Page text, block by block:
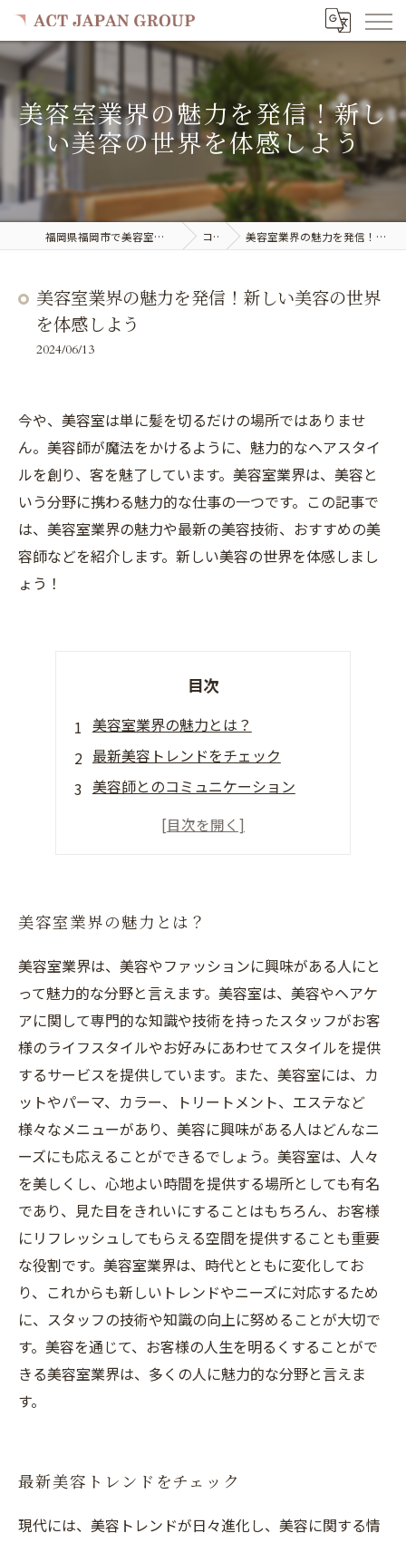
美容室業界の魅力を発信！新し
い美容の世界を体感しよう
福岡県福岡市で美容室の求人ならACT JAPAN GROUP コラム 美容室業界の魅力を発信！新しい美容の世界を体感しよう
美容室業界の魅力を発信！新しい美容の世界
を体感しよう
2024/06/13
今や、美容室は単に髪を切るだけの場所ではありませ
ん。美容師が魔法をかけるように、魅力的なヘアスタイ
ルを創り、客を魅了しています。美容室業界は、美容と
いう分野に携わる魅力的な仕事の一つです。この記事で
は、美容室業界の魅力や最新の美容技術、おすすめの美
容師などを紹介します。新しい美容の世界を体感しまし
ょう！
目次
美容室業界の魅力とは？
最新美容トレンドをチェック
美容師とのコミュニケーション
ヘアスタイルのアレンジ方法
美容室業界の魅力とは？
美容室業界は、美容やファッションに興味がある人にと
って魅力的な分野と言えます。美容室は、美容やヘアケ
アに関して専門的な知識や技術を持ったスタッフがお客
様のライフスタイルやお好みにあわせてスタイルを提供
するサービスを提供しています。また、美容室には、カ
ットやパーマ、カラー、トリートメント、エステなど
様々なメニューがあり、美容に興味がある人はどんなニ
ーズにも応えることができるでしょう。美容室は、人々
を美しくし、心地よい時間を提供する場所としても有名
であり、見た目をきれいにすることはもちろん、お客様
にリフレッシュしてもらえる空間を提供することも重要
な役割です。美容室業界は、時代とともに変化してお
り、これからも新しいトレンドやニーズに対応するため
に、スタッフの技術や知識の向上に努めることが大切で
す。美容を通じて、お客様の人生を明るくすることがで
きる美容室業界は、多くの人に魅力的な分野と言えま
す。
最新美容トレンドをチェック
現代には、美容トレンドが日々進化し、美容に関する情